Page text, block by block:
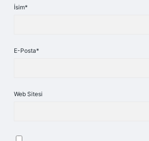
İsim*
E-Posta*
Web Sitesi